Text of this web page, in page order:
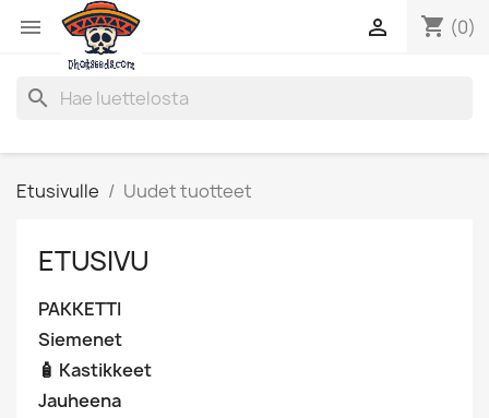
 shopping_cart (0)

search
Etusivulle Uudet tuotteet
ETUSIVU
PAKKETTI
Siemenet
🧴 Kastikkeet
Jauheena